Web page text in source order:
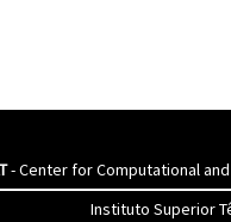
- Center for Computational
Instituto Superior